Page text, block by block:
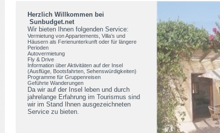
Herzlich Willkommen bei
Sunbudget.net
Wir bieten Ihnen folgenden Service:
Vermietung von Appartements, Villa’s und
Häusern als Ferienunterkunft oder für längere
Perioden
Autovermietung
Fly & Drive
Information über Aktivitäten auf der Insel
(Ausflüge, Bootsfahrten, Sehenswürdigkeiten)
Programme für Gruppenreisen
Geführte Wanderungen
Da wir auf der Insel leben und durch
jahrelange Erfahrung im Tourismus sind
wir im Stand Ihnen ausgezeichneten
Service zu bieten.